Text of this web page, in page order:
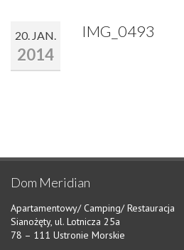
APARTAMENTY 2-POKOJOWE
CENNIK
CAMPINGPLAN
ATRAKCJE
SERWIS
20. JAN.
2014
IMG_0493
Dom Meridian
Apartamentowy/ Camping/ Restauracja
Sianożęty, ul. Lotnicza 25a
78 – 111 Ustronie Morskie